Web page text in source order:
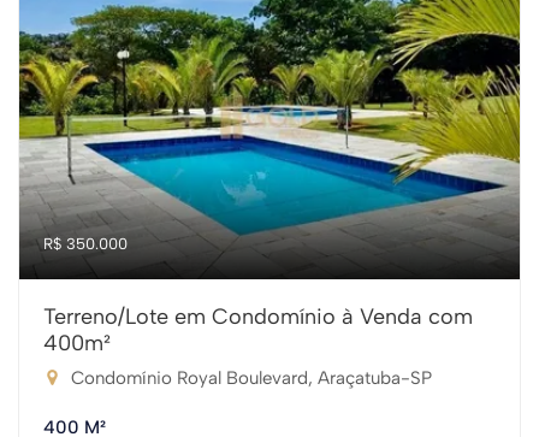
R$ 350.000
Terreno/Lote em Condomínio à Venda com
400m²
Condomínio Royal Boulevard, Araçatuba-SP
400 M²